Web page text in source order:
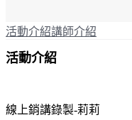
活動介紹講師介紹
活動介紹
線上銷講錄製-莉莉